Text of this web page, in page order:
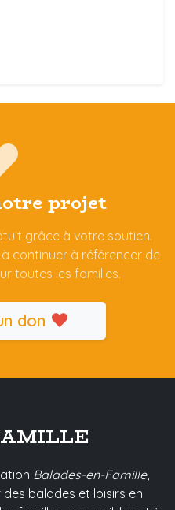
projet
grâce à votre soutien.
continuer à référencer de
toutes les familles.
don
Balades-en-Famille,
balades et loisirs en